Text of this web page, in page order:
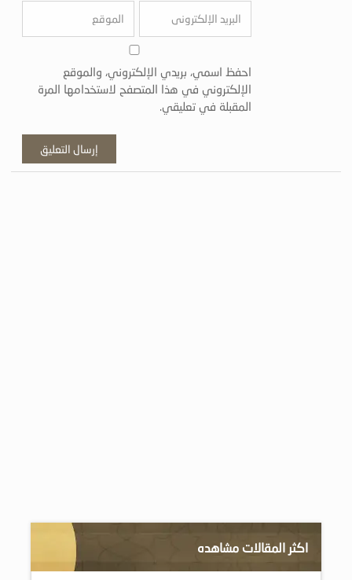
احفظ اسمي، بريدي الإلكتروني، والموقع
الإلكتروني في هذا المتصفح لاستخدامها المرة
المقبلة في تعليقي.
اكثر المقالات مشاهده